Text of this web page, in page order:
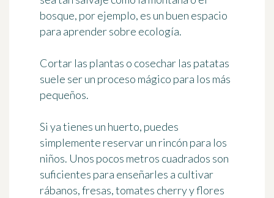
bosque, por ejemplo, es un buen espacio
para aprender sobre ecología.
Cortar las plantas o cosechar las patatas
suele ser un proceso mágico para los más
pequeños.
Si ya tienes un huerto, puedes
simplemente reservar un rincón para los
niños. Unos pocos metros cuadrados son
suficientes para enseñarles a cultivar
rábanos, fresas, tomates cherry y flores